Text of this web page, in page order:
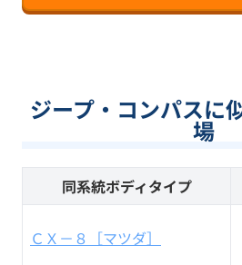
ジープ・コンパスに
場
同系統ボディタイプ
ＣＸ－８［マツダ］